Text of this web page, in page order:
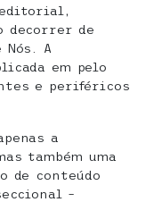
decorrer de
Nós. A
em pelo
e periféricos
a
também uma
de conteúdo
–